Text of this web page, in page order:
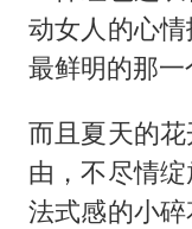
动女人的心
最鲜明的那一
而且夏天的
由，不尽情
法式感的小